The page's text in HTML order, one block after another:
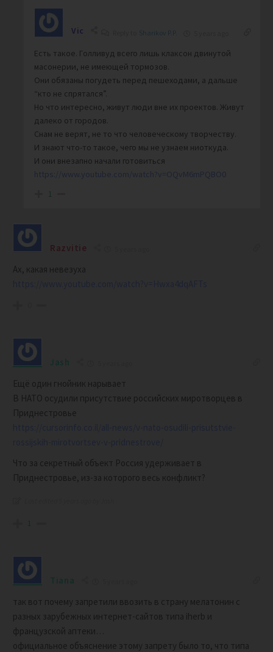
Vic Sharikov P.P.
Есть такое. Голливуд всего лишь клаксон двинутой
масонерии, не имеющей тормозов.
Они обязаны погудеть перед пешеходами, а дальше
“кто не спрятался”.
Но что интересно, живут люди вне их проектов. Живут
далеко от городов.
Снам не верят, не то что человеческому творчеству.
И знают что-то такое, чего мы не узнаем ниоткуда.
И они внезапно начали готовиться
https://www.youtube.com/watch?v=OQvM6mPQBO0
1
Razvitie
Ах, какая невезуха
Jash
Ещё один гнойник нарывает
В НАТО осудили присутствие российских миротворцев в
Приднестровье
Что за секретный объект Россия удерживает в
Приднестровье, из-за которого весь конфликт?
1
Tiana
так вот почему запретили ввозить в страну мелатонин с
разных зарубежных интернет-сайтов типа iherb и
французской аптеки…
официальное объяснение этому запрету было то, что типа